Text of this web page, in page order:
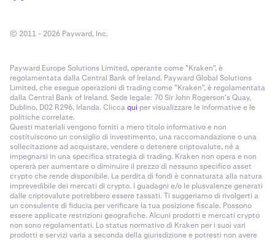
© 2011 - 2026 Payward, Inc.
Payward Europe Solutions Limited, operante come "Kraken", è
regolamentata dalla Central Bank of Ireland. Payward Global Solutions
Limited, che esegue operazioni di trading come "Kraken", è regolamentata
dalla Central Bank of Ireland. Sede legale: 70 Sir John Rogerson’s Quay,
Dublino, D02 R296, Irlanda. Cliccaqui per visualizzare le informative e le
politiche correlate.
Questi materiali vengono forniti a mero titolo informativo e non
costituiscono un consiglio di investimento, una raccomandazione o una
sollecitazione ad acquistare, vendere o detenere criptovalute, né a
impegnarsi in una specifica strategia di trading. Kraken non opera e non
opererà per aumentare o diminuire il prezzo di nessuno specifico asset
crypto che rende disponibile. La perdita di fondi è connaturata alla natura
imprevedibile dei mercati di crypto. I guadagni e/o le plusvalenze generati
dalle criptovalute potrebbero essere tassati. Ti suggeriamo di rivolgerti a
un consulente di fiducia per verificare la tua posizione fiscale. Possono
essere applicate restrizioni geografiche. Alcuni prodotti e mercati crypto
non sono regolamentati. Lo status normativo di Kraken per i suoi vari
prodotti e servizi varia a seconda della giurisdizione e potresti non avere